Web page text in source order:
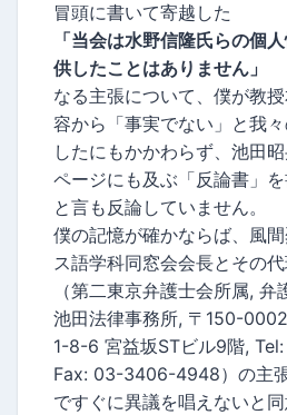
冒頭に書いて寄越した
「当会は水野信隆氏らの個
供したことはありません」
なる主張について、僕が教
容から「事実でない」と我
したにもかかわらず、池田
ページにも及ぶ「反論書」
と言も反論していません。
僕の記憶が確かならば、風
ス語学科同窓会会長とその
（第二東京弁護士会所属,
池田法律事務所, 〒150-
1-8-6 宮益坂STビル9階,
Fax: 03-3406-4948）の主
ですぐに異議を唱えないと